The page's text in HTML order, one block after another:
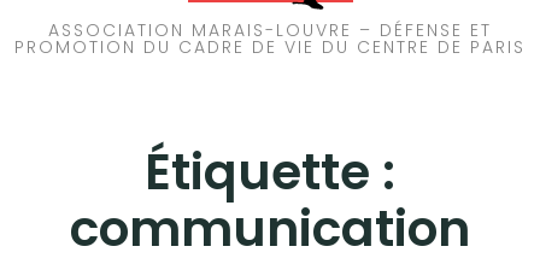
ASSOCIATION MARAIS-LOUVRE – DÉFENSE ET
PROMOTION DU CADRE DE VIE DU CENTRE DE PARIS
Étiquette :
communication